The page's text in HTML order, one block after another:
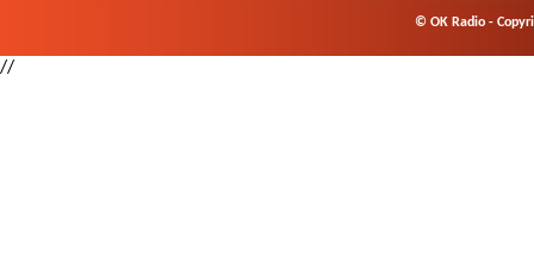
© OK Radio -
//